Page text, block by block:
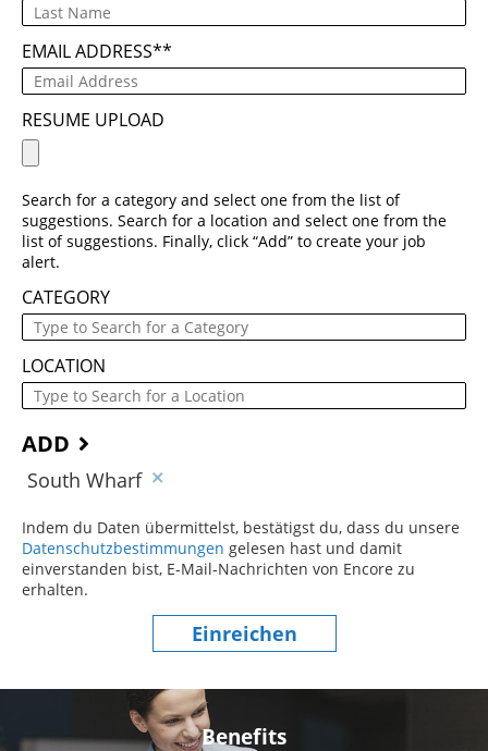
EMAIL ADDRESS*
RESUME UPLOAD
Search for a category and select one from the list of
suggestions. Search for a location and select one from the
list of suggestions. Finally, click “Add” to create your job
alert.
CATEGORY
LOCATION
ADD
South Wharf
Indem du Daten übermittelst, bestätigst du, dass du unsere
Datenschutzbestimmungen (dieser Inhalt öffnet sich in einem
gelesen hast und damit
einverstanden bist, E-Mail-Nachrichten von Encore zu
erhalten.
Einreichen
Benefits